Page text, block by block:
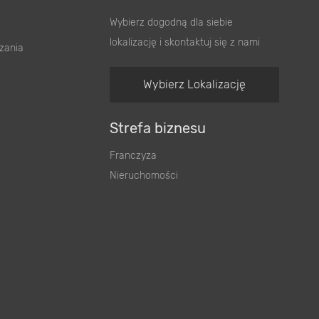
Wybierz dogodną dla siebie
lokalizację i skontaktuj się z nami
Wybierz Lokalizację
Strefa biznesu
Franczyza
Nieruchomości